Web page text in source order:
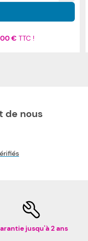
€TTC !
de nous
jusqu'à 2 ans